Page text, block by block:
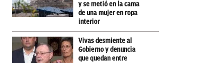
y se metió en la cama
de una mujer en ropa
interior
Vivas desmiente al
Gobierno y denuncia
que quedan entre